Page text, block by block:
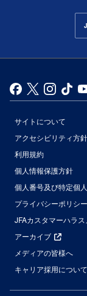
サイトについて
アクセシビリティ方針
利用規約
個人情報保護方針
個人番号及び特定個
プライバシーポリシー
JFAカスタマーハラ
アーカイブ
メディアの皆様へ
キャリア採用について